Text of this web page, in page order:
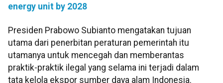
energy unit by 2028
Presiden Prabowo Subianto mengatakan tujuan
utama dari penerbitan peraturan pemerintah itu
utamanya untuk mencegah dan memberantas
praktik-praktik ilegal yang selama ini terjadi dalam
tata kelola ekspor sumber daya alam Indonesia.